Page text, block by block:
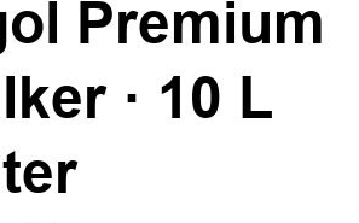
Premium
· 10 L